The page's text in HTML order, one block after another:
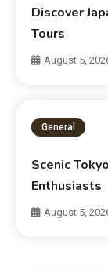
Discover
Tours
August 5,
General
Scenic
Enthusiasts
August 5,